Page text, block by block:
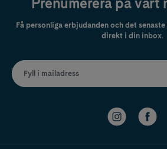
Få personliga erbjudanden och det
direkt i din inbox.
Fyll i mailadress